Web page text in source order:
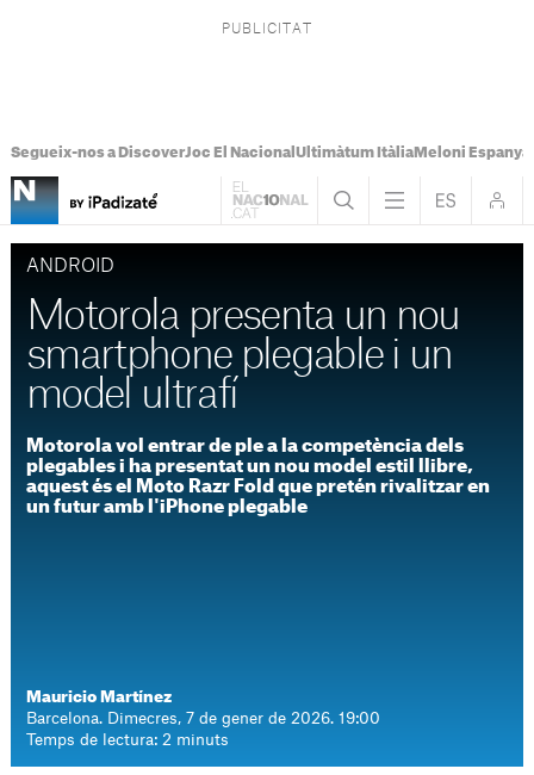
Segueix-nos a DiscoverJoc El Nacional Ultimàtum ItàliaMeloni Espanya
ANDROID
Motorola presenta un nou
smartphone plegable i un
model ultrafí
Motorola vol entrar de ple a la competència dels
plegables i ha presentat un nou model estil llibre,
aquest és el Moto Razr Fold que pretén rivalitzar en
un futur amb l'iPhone plegable
Mauricio Martínez
Barcelona. Dimecres, 7 de gener de 2026. 19:00
Temps de lectura: 2 minuts